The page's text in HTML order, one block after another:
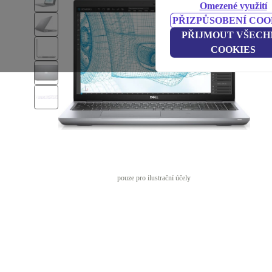
Omezené využití
PŘIZPŮSOBENÍ
PŘIJMOUT
COOKIES
pouze pro ilustrační účely